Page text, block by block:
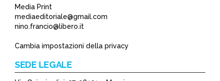
Media Print
mediaeditoriale@gmail.com
nino.francio@libero.it
Cambia impostazioni della privacy
SEDE LEGALE